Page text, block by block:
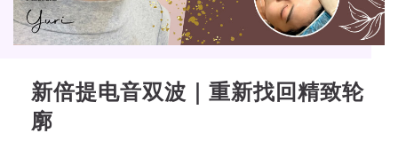
新倍提电音双波｜重新找回精致轮
廓